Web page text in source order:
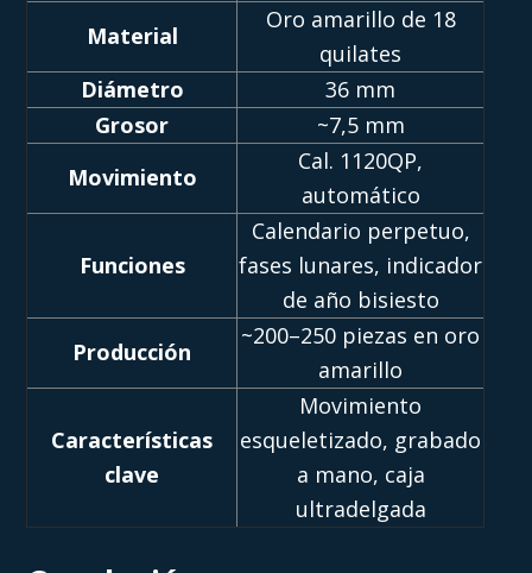
Material
Oro amarillo de 18
quilates
Diámetro
36 mm
Grosor
~7,5 mm
Movimiento
Cal. 1120QP,
automático
Funciones
Calendario perpetuo,
fases lunares, indicador
de año bisiesto
Producción
~200–250 piezas en oro
amarillo
Características
clave
Movimiento
esqueletizado, grabado
a mano, caja
ultradelgada